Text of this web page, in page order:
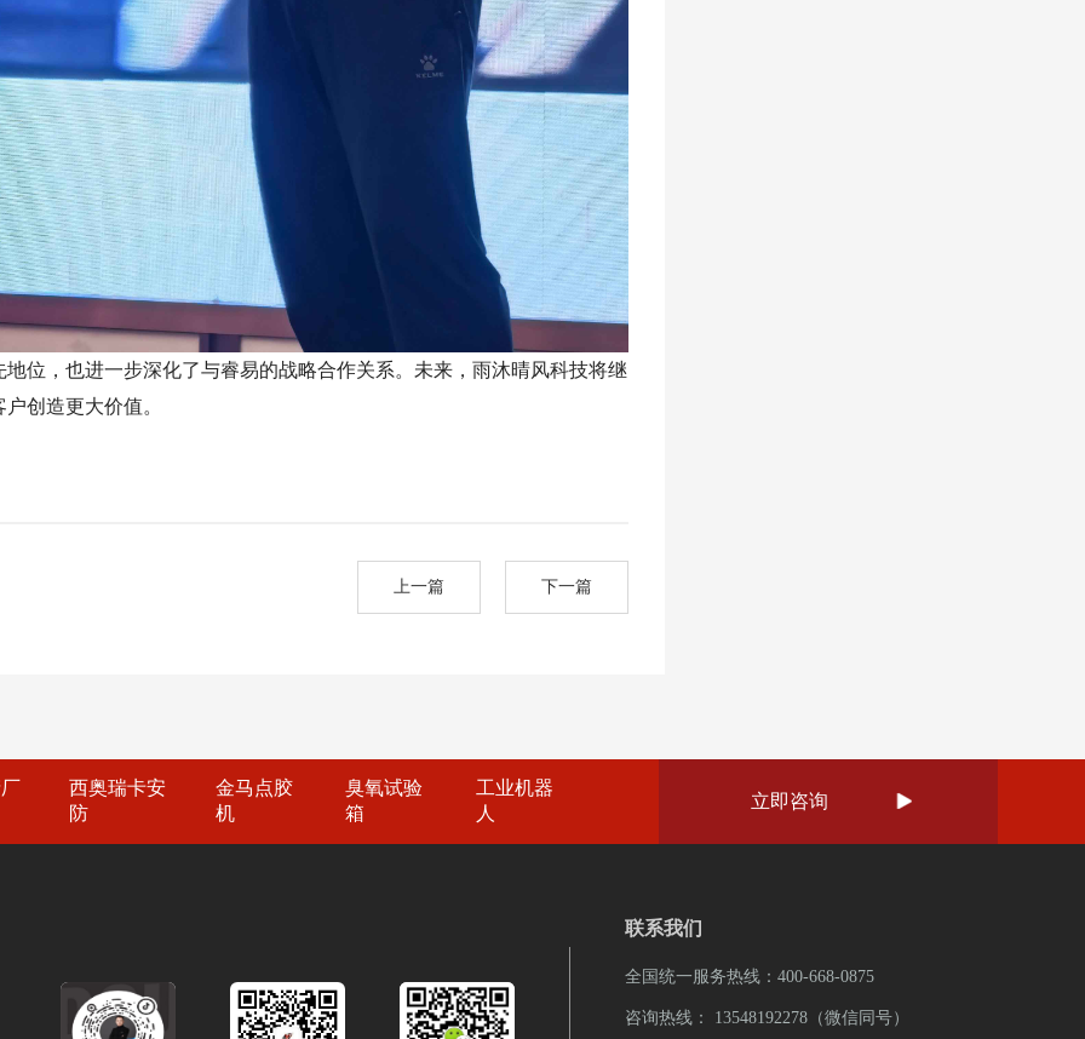
位，也进一步深化了与睿易的战略合作关系。未来，雨沐晴风科技将继
创造更大价值。
上一篇 下一篇
西奥瑞卡安
防
金马点胶
机
臭氧试验
箱
工业机器
人
立即咨询 
联系我们
全国统一服务热线：400-668-0875
咨询热线： 13548192278（微信同号）